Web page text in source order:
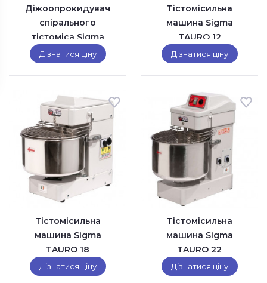
Діжоопрокидувач
спірального
тістоміса Sigma
Maciste 1300
Дізнатися ціну
Тістомісильна
машина Sigma
TAURO 12
Дізнатися ціну
Тістомісильна
машина Sigma
TAURO 18
Дізнатися ціну
Тістомісильна
машина Sigma
TAURO 22
Дізнатися ціну